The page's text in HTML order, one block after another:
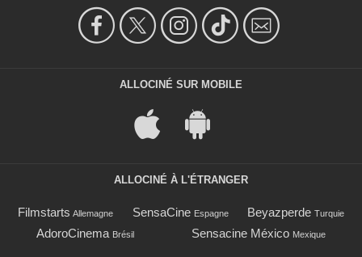
ALLOCINÉ SUR MOBILE
ALLOCINÉ À L'ÉTRANGER
Filmstarts Allemagne SensaCine Espagne Beyazperde Turquie
AdoroCinema Brésil Sensacine México Mexique